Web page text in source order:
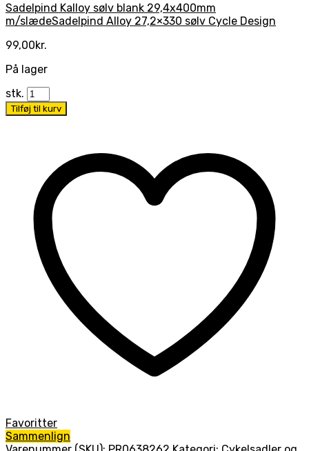
Sadelpind Kalloy sølv blank 29,4x400mm
m/slædeSadelpind Alloy 27,2×330 sølv Cycle Design
99,00kr.
På lager
stk.
Tilføj til kurv
Favoritter
Sammenlign